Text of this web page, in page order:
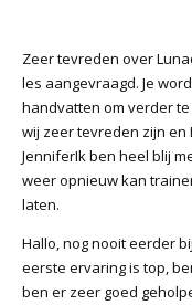
Zeer tevreden over
les aangevraagd. Je
handvatten om verder
wij zeer tevreden zijn
JenniferIk ben heel blij
weer opnieuw kan
laten.
Hallo, nog nooit eerder
eerste ervaring is top,
ben er zeer goed